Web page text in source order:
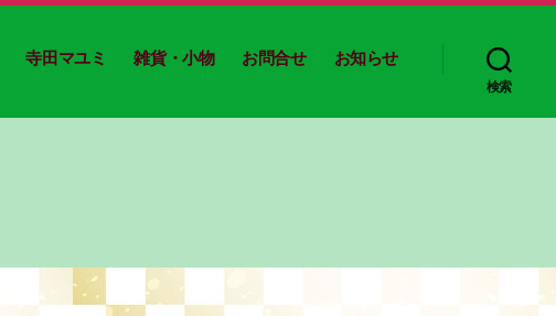
寺田マユミ 雑貨・小物 お問合せ お知らせ
検索